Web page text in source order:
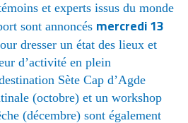
et experts issus du monde
sont annoncés mercredi 13
dresser un état des lieux et
d’activité en plein
Sète Cap d’Agde
(octobre) et un workshop
(décembre) sont également